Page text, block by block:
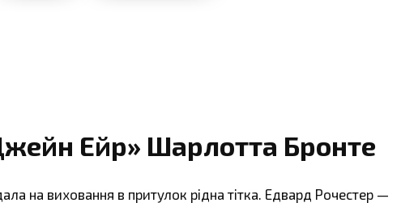
Ейр» Шарлотта Бронте
на виховання в притулок рідна тітка. Едвард Рочестер —